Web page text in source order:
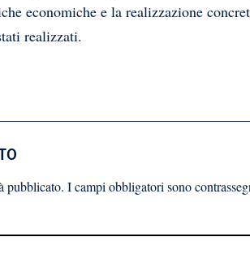
economiche e la realizzazione
realizzati.
pubblicato. I campi obbligatori sono